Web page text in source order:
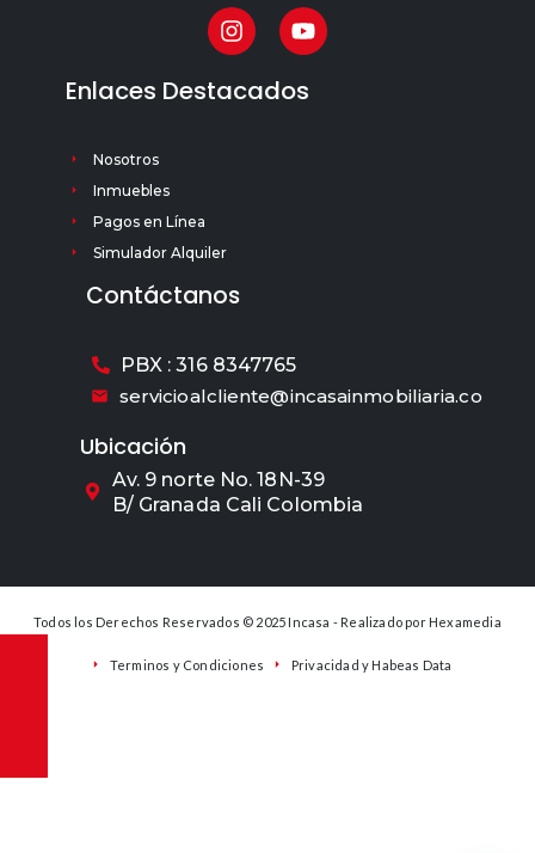
Enlaces Destacados
Nosotros
Inmuebles
Pagos en Línea
Simulador Alquiler
Contáctanos
PBX : 316 8347765
servicioalcliente@incasainmobiliaria.co
Ubicación
Av. 9 norte No. 18N-39
B/ Granada Cali Colombia
Todos los Derechos Reservados © 2025 Incasa - Realizado por Hexamedia
Terminos y Condiciones Privacidad y Habeas Data